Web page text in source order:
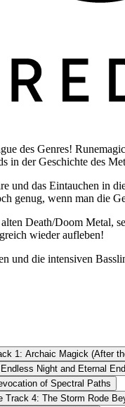
des Genres!
in der Geschichte des
und das Eintauchen in
genug, wenn man die
Death/Doom Metal,
wieder aufleben!
und die intensiven
1: Archaic Magick (After
Night and Eternal End
of Spectral Paths
Track 4: The Storm Rode